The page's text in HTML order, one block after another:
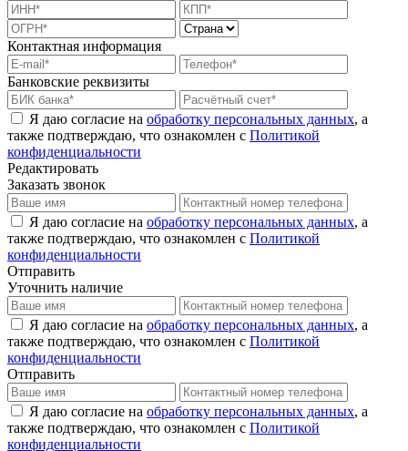
Контактная информация
Банковские реквизиты
Я даю согласие на обработку персональных данных, а
также подтверждаю, что ознакомлен с Политикой
конфиденциальности
Редактировать
Заказать звонок
Я даю согласие на обработку персональных данных, а
также подтверждаю, что ознакомлен с Политикой
конфиденциальности
Отправить
Уточнить наличие
Я даю согласие на обработку персональных данных, а
также подтверждаю, что ознакомлен с Политикой
конфиденциальности
Отправить
Я даю согласие на обработку персональных данных, а
также подтверждаю, что ознакомлен с Политикой
конфиденциальности